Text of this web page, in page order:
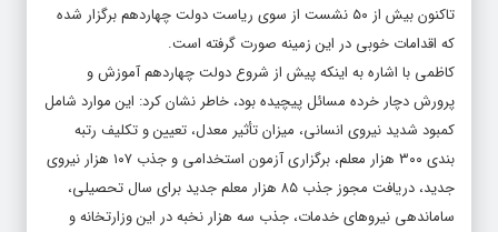
تاکنون بیش از ۵۰ نشست از سوی ریاست دولت چهاردهم برگزار شده
که اقدامات خوبی در این زمینه صورت گرفته است.
کاظمی با اشاره به اینکه پیش از شروع دولت چهاردهم آموزش و
پرورش دچار خرده مسائل پیچیده بود، خاطر نشان کرد: این موارد شامل
کمبود شدید نیروی انسانی، میزان تأثیر معدل، تعیین و تکلیف رتبه
بندی ۳۰۰ هزار معلم، برگزاری آزمون استخدامی و جذب ۱۰۷ هزار نیروی
جدید، دریافت مجوز جذب ۸۵ هزار معلم جدید برای سال تحصیلی،
ساماندهی نیروهای خدمات، جذب سه هزار نخبه در این وزارتخانه و